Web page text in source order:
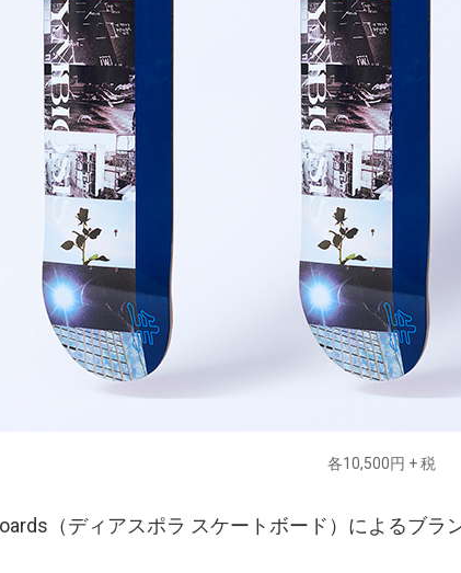
各10,500円 + 税
（ディアスポラ スケートボード）によるブラ